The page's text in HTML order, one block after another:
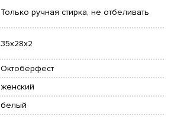
Только ручная стирка, не отбеливать
35x28x2
Октоберфест
женский
белый